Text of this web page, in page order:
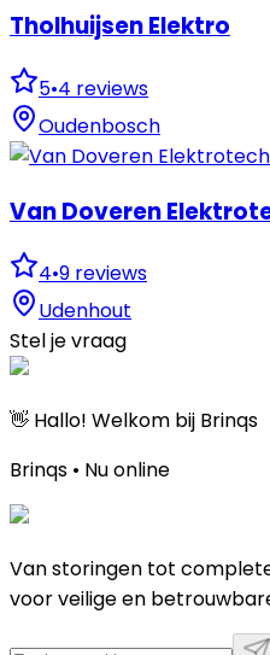
Tholhuijsen Elektro
5•4 reviews
Oudenbosch
Van Doveren
4•9 reviews
Udenhout
Stel je vraag
👋 Hallo! Welkom bij Brinqs
Brinqs • Nu online
Van storingen tot
voor veilige en